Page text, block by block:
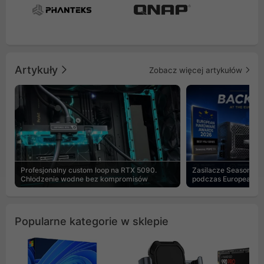
Artykuły Zobacz więcej artykułów
Profesjonalny custom loop na RTX 5090.
Chłodzenie wodne bez kompromisów
Zasilacze Seasonic
podczas European
Popularne kategorie w sklepie